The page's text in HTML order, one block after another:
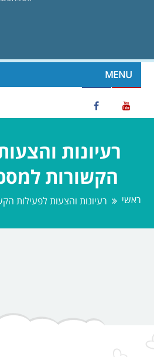
MENU
רעיונות
הקשורות
ראשי רעיונות והצעות לפעילות